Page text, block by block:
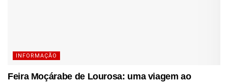
INFORMAÇÃO
Feira Moçárabe de Lourosa: uma viagem ao